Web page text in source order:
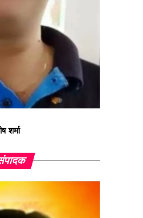
शर्मा